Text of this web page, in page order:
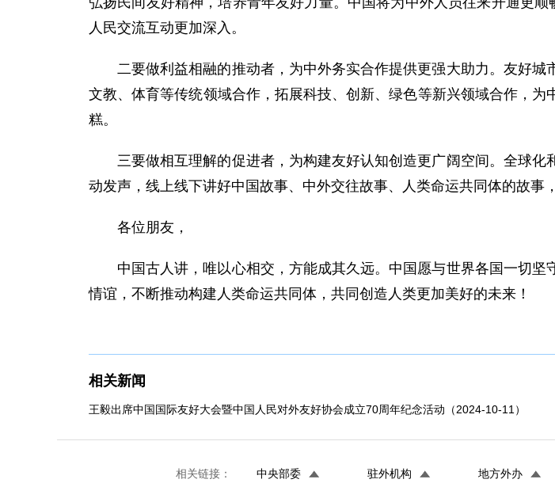
人民交流互动更加深入。
二要做利益相融的推动者，为中外务实合作提供更强大助力。友好
文教、体育等传统领域合作，拓展科技、创新、绿色等新兴领域合作，
糕。
三要做相互理解的促进者，为构建友好认知创造更广阔空间。全球
动发声，线上线下讲好中国故事、中外交往故事、人类命运共同体的故事
各位朋友，
中国古人讲，唯以心相交，方能成其久远。中国愿与世界各国一切
情谊，不断推动构建人类命运共同体，共同创造人类更加美好的未来！
相关新闻
王毅出席中国国际友好大会暨中国人民对外友好协会成立70周年纪念活动（2024-10-11）
相关链接： 中央部委 驻外机构 地方外办